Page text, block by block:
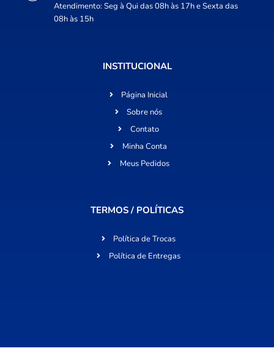
Atendimento: Seg à Qui das 08h às 17h e Sexta das
08h às 15h
INSTITUCIONAL
Página Inicial
Sobre nós
Contato
Minha Conta
Meus Pedidos
TERMOS / POLÍTICAS
Política de Trocas
Política de Entregas